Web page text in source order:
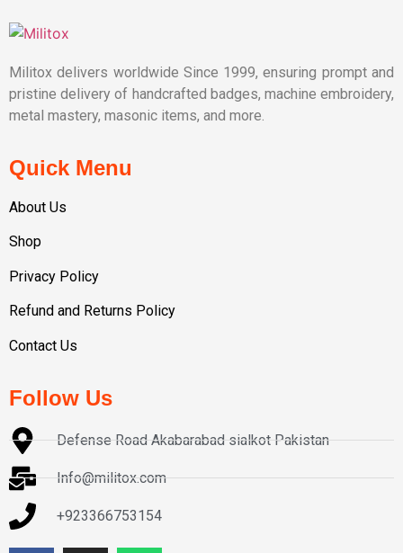
Militox delivers worldwide Since 1999, ensuring prompt and
pristine delivery of handcrafted badges, machine embroidery,
metal mastery, masonic items, and more.
Quick Menu
About Us
Shop
Privacy Policy
Refund and Returns Policy
Contact Us
Follow Us
Defense Road Akabarabad sialkot Pakistan
Info@militox.com
+923366753154